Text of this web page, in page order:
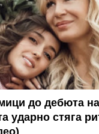
до дебюта
ударно стяга